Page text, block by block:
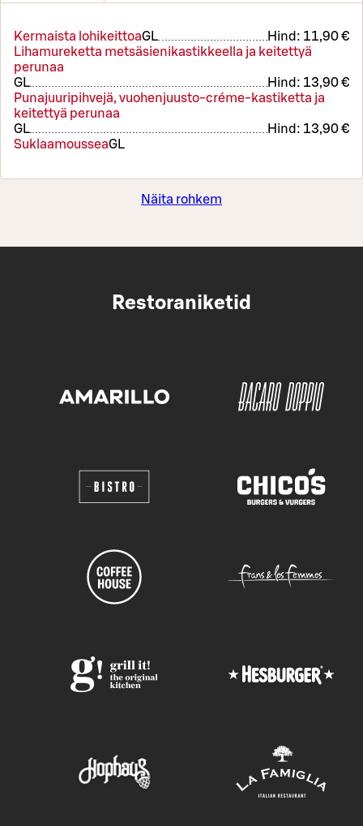
Kermaista lohikeittoaGL Hind: 11,90 €
Lihamureketta metsäsienikastikkeella ja keitettyä
perunaa
GL Hind: 13,90 €
Punajuuripihvejä, vuohenjuusto-créme-kastiketta ja
keitettyä perunaa
GL Hind: 13,90 €
SuklaamousseaGL
Näita rohkem
Restoraniketid